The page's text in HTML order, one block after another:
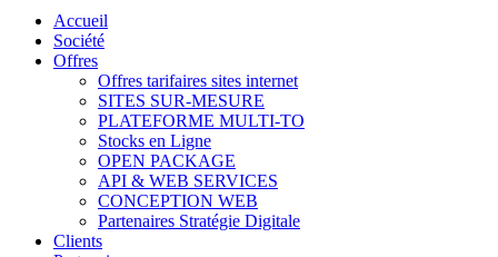
Accueil
Société
Offres
Offres tarifaires sites internet
SITES SUR-MESURE
PLATEFORME MULTI-TO
Stocks en Ligne
OPEN PACKAGE
API & WEB SERVICES
CONCEPTION WEB
Partenaires Stratégie Digitale
Clients